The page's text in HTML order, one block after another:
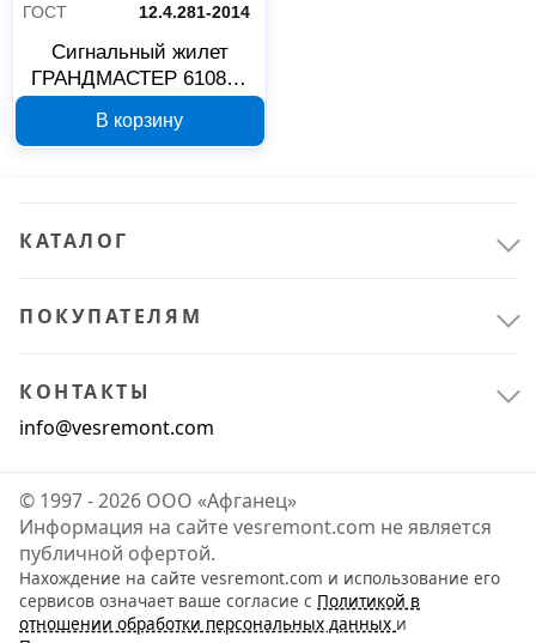
ГОСТ
12.4.281-2014
Сигнальный жилет
ГРАНДМАСТЕР 610835
В корзину
КАТАЛОГ
ПОКУПАТЕЛЯМ
КОНТАКТЫ
info@vesremont.com
© 1997 - 2026 ООО «Афганец»
Информация на сайте vesremont.com не является
публичной офертой.
Нахождение на сайте vesremont.com и использование его
сервисов означает ваше согласие с Политикой в
отношении обработки персональных данных и